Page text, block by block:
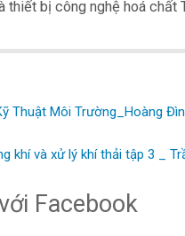
thiết bị công nghệ hoá chất
Thuật Môi Trường_Hoàng
khí và xử lý khí thải tập 3 _
Facebook